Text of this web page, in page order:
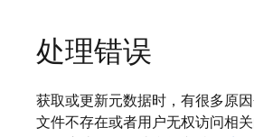
处理错误
获取或更新元数据时，有很多原
文件不存在或者用户无权访问相